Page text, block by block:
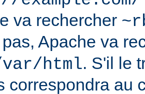
va rechercher
Apache va
html. S'il le
correspondra au